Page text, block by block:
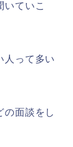
いていこ
人って多い
の面談をし